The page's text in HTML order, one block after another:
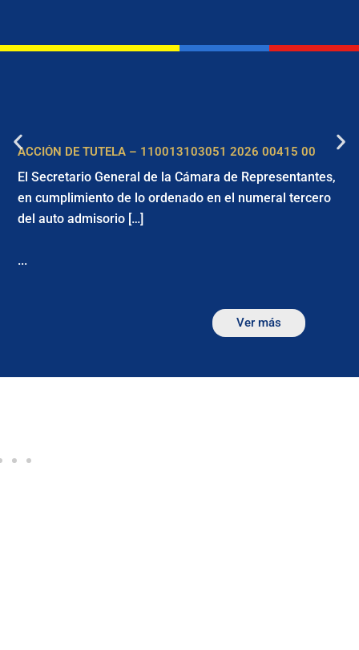
ACCIÓN DE TUTELA – 110013103051 2026 00415 00
El Secretario General de la Cámara de Representantes,
en cumplimiento de lo ordenado en el numeral tercero
del auto admisorio […]
...
Ver más